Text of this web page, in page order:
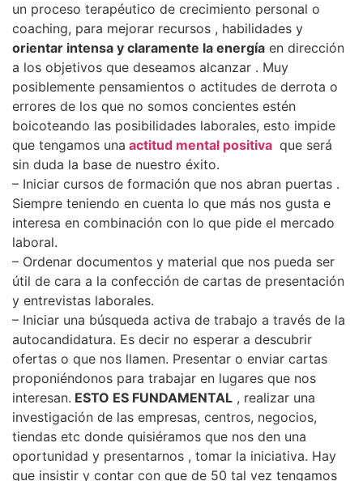
un proceso terapéutico de crecimiento personal o
coaching, para mejorar recursos , habilidades y
orientar intensa y claramente la energía en dirección
a los objetivos que deseamos alcanzar . Muy
posiblemente pensamientos o actitudes de derrota o
errores de los que no somos concientes estén
boicoteando las posibilidades laborales, esto impide
que tengamos una actitud mental positiva que será
sin duda la base de nuestro éxito.
– Iniciar cursos de formación que nos abran puertas .
Siempre teniendo en cuenta lo que más nos gusta e
interesa en combinación con lo que pide el mercado
laboral.
– Ordenar documentos y material que nos pueda ser
útil de cara a la confección de cartas de presentación
y entrevistas laborales.
– Iniciar una búsqueda activa de trabajo a través de la
autocandidatura. Es decir no esperar a descubrir
ofertas o que nos llamen. Presentar o enviar cartas
proponiéndonos para trabajar en lugares que nos
interesan. ESTO ES FUNDAMENTAL , realizar una
investigación de las empresas, centros, negocios,
tiendas etc donde quisiéramos que nos den una
oportunidad y presentarnos , tomar la iniciativa. Hay
que insistir y contar con que de 50 tal vez tengamos